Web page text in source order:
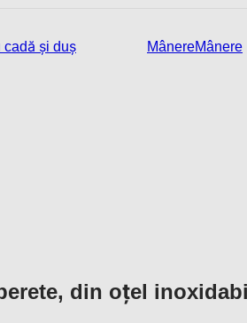
cadă și duș MânereMânere
din oțel